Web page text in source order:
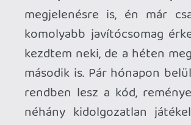
Shadow Tactics, Aiko's Choice és a
Desperados III megvannak Steam-en. A
Shadow Gambit benne van ez e havi
Humble Choice-ban. A Desperados 1-2 és a
Legend of Sherwood (plusz a Shadow
Tactics még egyszer) megvannak GOG-on.
pedig dobozos eredetiben is, de annak
manapság kevés a relevanciája.